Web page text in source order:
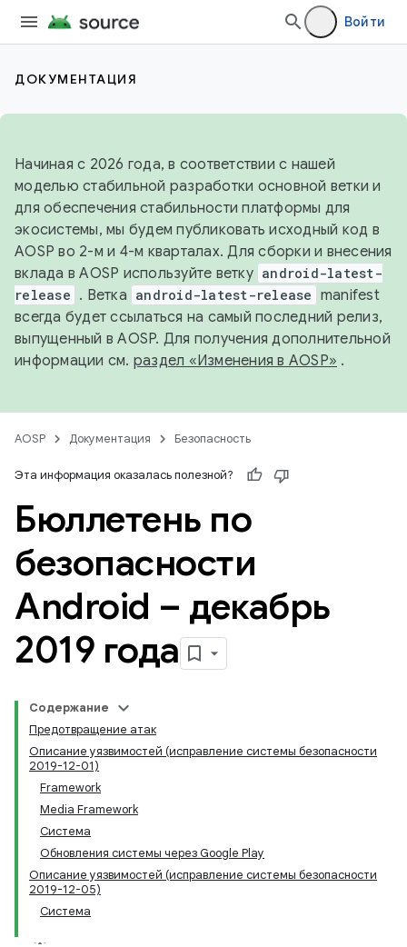
Войти
ДОКУМЕНТАЦИЯ
Начиная с 2026 года, в соответствии с нашей
моделью стабильной разработки основной ветки и
для обеспечения стабильности платформы для
экосистемы, мы будем публиковать исходный код в
AOSP во 2-м и 4-м кварталах. Для сборки и внесения
вклада в AOSP используйте ветку android-latest-
release . Ветка android-latest-release manifest
всегда будет ссылаться на самый последний релиз,
выпущенный в AOSP. Для получения дополнительной
информации см. раздел «Изменения в AOSP» .
AOSP Документация Безопасность
Эта информация оказалась полезной?
Бюллетень по
безопасности
Android – декабрь
2019 года
Содержание
Предотвращение атак
Описание уязвимостей (исправление системы безопасности
2019-12-01)
Framework
Media Framework
Система
Обновления системы через Google Play
Описание уязвимостей (исправление системы безопасности
2019-12-05)
Система